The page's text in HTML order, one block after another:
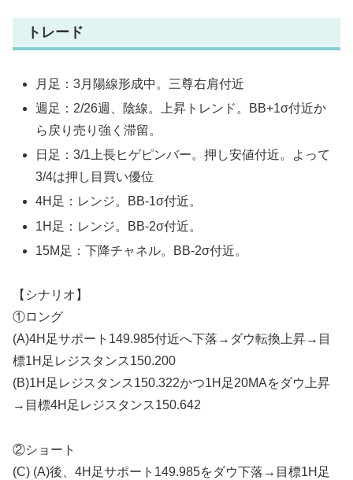
トレード
月足：3月陽線形成中。三尊右肩付近
週足：2/26週、陰線。上昇トレンド。BB+1σ付近か
ら戻り売り強く滞留。
日足：3/1上長ヒゲピンバー。押し安値付近。よって
3/4は押し目買い優位
4H足：レンジ。BB-1σ付近。
1H足：レンジ。BB-2σ付近。
15M足：下降チャネル。BB-2σ付近。
【シナリオ】
①ロング
(A)4H足サポート149.985付近へ下落→ダウ転換上昇→目
標1H足レジスタンス150.200
(B)1H足レジスタンス150.322かつ1H足20MAをダウ上昇
→目標4H足レジスタンス150.642
②ショート
(C) (A)後、4H足サポート149.985をダウ下落→目標1H足